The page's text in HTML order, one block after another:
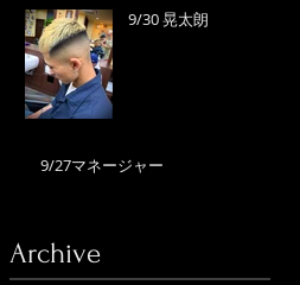
9/30 晃太朗
9/27マネージャー
Archive